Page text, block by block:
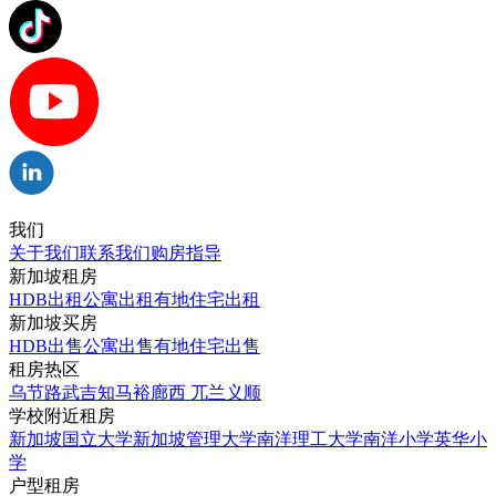
我们
关于我们联系我们购房指导
新加坡租房
HDB出租公寓出租有地住宅出租
新加坡买房
HDB出售公寓出售有地住宅出售
租房热区
乌节路武吉知马裕廊西 兀兰 义顺
学校附近租房
新加坡国立大学新加坡管理大学南洋理工大学南洋小学英华小
学
户型租房